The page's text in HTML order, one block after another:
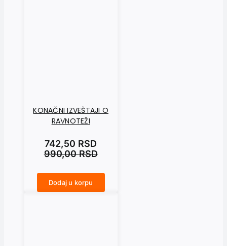
KONAČNI IZVEŠTAJI O
RAVNOTEŽI
990,00RSD
742,50 RSD
Dodaj u korpu